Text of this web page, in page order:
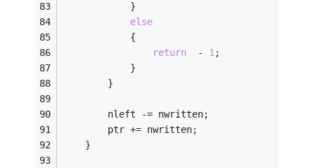
			}
else
			{
return
  -
1;
			}
		}
		nleft -= nwritten;
		ptr += nwritten;
	}